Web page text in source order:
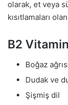
olarak, et veya
kısıtlamaları
B2
Boğaz
Dudak ve
Şişmiş dil